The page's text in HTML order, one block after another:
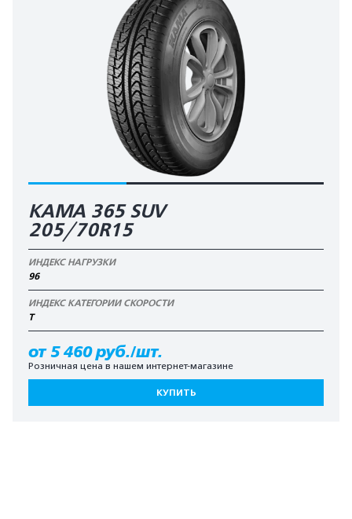
KAMA 365 SUV
205/70R15
ИНДЕКС НАГРУЗКИ
96
ИНДЕКС КАТЕГОРИИ СКОРОСТИ
T
от 5 460 руб./шт.
Розничная цена в нашем интернет-магазине
КУПИТЬ